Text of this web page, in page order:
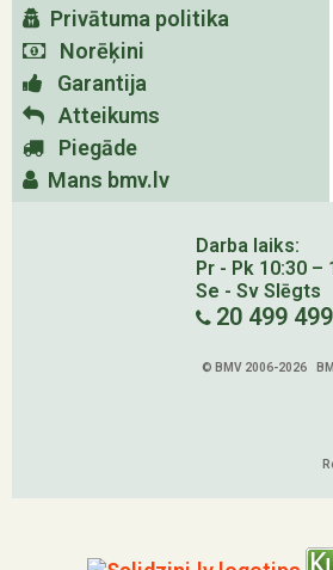
Privātuma politika
Norēķini
Garantija
Atteikums
Piegāde
Mans bmv.lv
Darba laiks:
Pr - Pk 10:30 –
Se - Sv Slēgts
20 499 499
© BMV 2006-2026